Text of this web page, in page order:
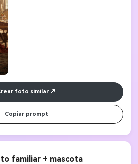
foto similar
Copiar prompt
familiar + mascota